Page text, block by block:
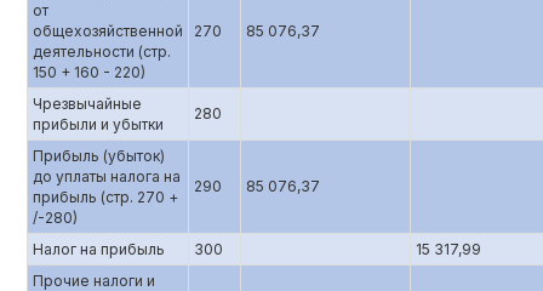
от
общехозяйственной
деятельности (стр.
150 + 160 - 220)
270 85 076,37
Чрезвычайные
прибыли и убытки
280
Прибыль (убыток)
до уплаты налога на
прибыль (стр. 270 +
/-280)
290 85 076,37
Налог на прибыль 300
15 317,99
Прочие налоги и